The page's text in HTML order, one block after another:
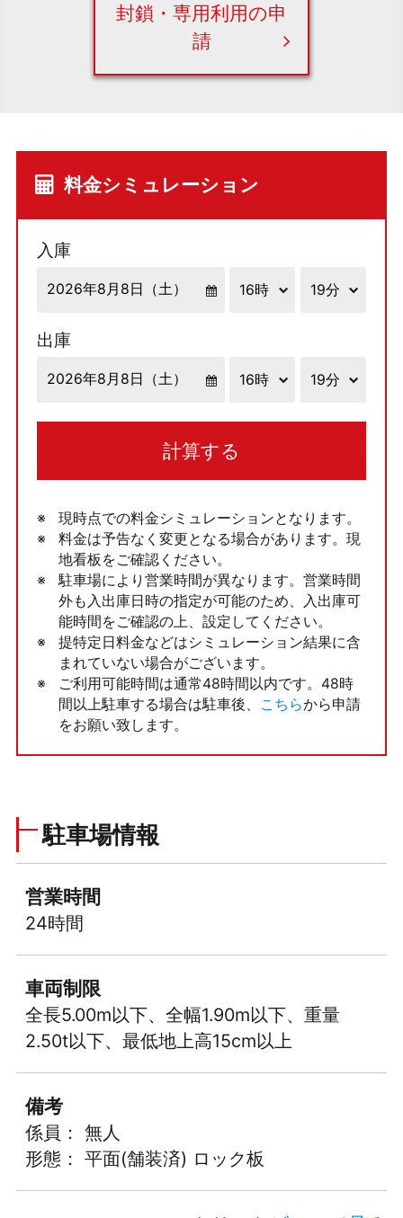
封鎖・専用利用の申
請
料金シミュレーション
入庫
出庫
計算する
現時点での料金シミュレーションとなります。
料金は予告なく変更となる場合があります。現
地看板をご確認ください。
駐車場により営業時間が異なります。営業時間
外も入出庫日時の指定が可能のため、入出庫可
能時間をご確認の上、設定してください。
提特定日料金などはシミュレーション結果に含
まれていない場合がございます。
ご利用可能時間は通常48時間以内です。48時
間以上駐車する場合は駐車後、
こちらから申請
をお願い致します。
駐車場情報
営業時間
24時間
車両制限
全長5.00m以下、全幅1.90m以下、重量
2.50t以下、最低地上高15cm以上
備考
係員： 無人
形態： 平面(舗装済) ロック板